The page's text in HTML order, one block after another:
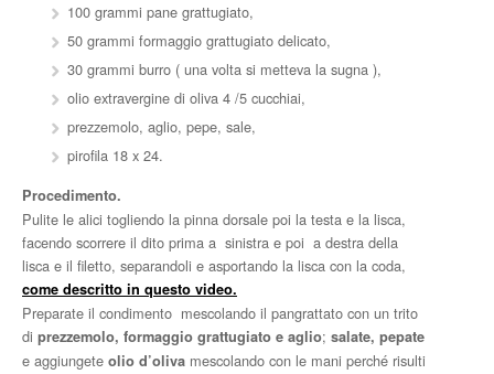
100 grammi pane grattugiato,
50 grammi formaggio grattugiato delicato,
30 grammi burro ( una volta si metteva la sugna ),
olio extravergine di oliva 4 /5 cucchiai,
prezzemolo, aglio, pepe, sale,
pirofila 18 x 24.
Procedimento.
Pulite le alici togliendo la pinna dorsale poi la testa e la lisca,
facendo scorrere il dito prima a sinistra e poi a destra della
lisca e il filetto, separandoli e asportando la lisca con la coda,
come descritto in questo video.
Preparate il condimento mescolando il pangrattato con un trito
di prezzemolo, formaggio grattugiato e aglio; salate, pepate
e aggiungete olio d’oliva mescolando con le mani perché risulti